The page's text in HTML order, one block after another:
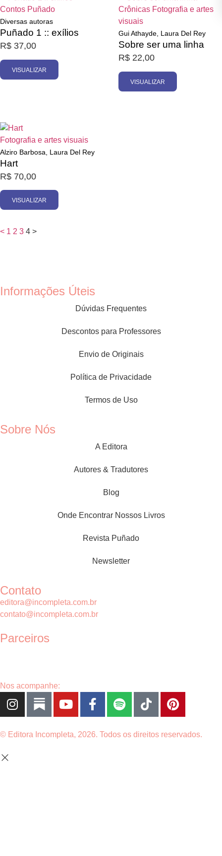
Contos Puñado
Diversas autoras
Puñado 1 :: exílios
R$ 37,00
VISUALIZAR
Crônicas Fotografia e artes
visuais
Gui Athayde, Laura Del Rey
Sobre ser uma linha
R$ 22,00
VISUALIZAR
Fotografia e artes visuais
Alziro Barbosa, Laura Del Rey
Hart
R$ 70,00
VISUALIZAR
< 1 2 3 4 >
Informações Úteis
Dúvidas Frequentes
Descontos para Professores
Envio de Originais
Política de Privacidade
Termos de Uso
Sobre Nós
A Editora
Autores & Tradutores
Blog
Onde Encontrar Nossos Livros
Revista Puñado
Newsletter
Contato
editora@incompleta.com.br
contato@incompleta.com.br
Parceiros
Nos acompanhe:
© Editora Incompleta, 2026. Todos os direitos reservados.